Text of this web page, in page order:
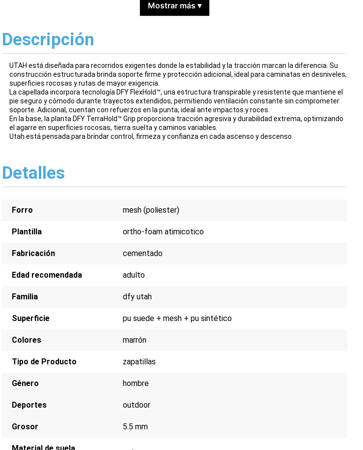
Mostrar más ▾
Descripción
UTAH está diseñada para recorridos exigentes donde la estabilidad y la tracción marcan la diferencia. Su
construcción estructurada brinda soporte firme y protección adicional, ideal para caminatas en desniveles,
superficies rocosas y rutas de mayor exigencia.
La capellada incorpora tecnología DFY FlexHold™, una estructura transpirable y resistente que mantiene el
pie seguro y cómodo durante trayectos extendidos, permitiendo ventilación constante sin comprometer
soporte. Adicional, cuentan con refuerzos en la punta; ideal ante impactos y roces.
En la base, la planta DFY TerraHold™ Grip proporciona tracción agresiva y durabilidad extrema, optimizando
el agarre en superficies rocosas, tierra suelta y caminos variables.
Utah está pensada para brindar control, firmeza y confianza en cada ascenso y descenso.
Detalles
Forro mesh (poliester)
Plantilla ortho-foam atimicotico
Fabricación cementado
Edad recomendada adulto
Familia dfy utah
Superficie pu suede + mesh + pu sintético
Colores marrón
Tipo de Producto zapatillas
Género hombre
Deportes outdoor
Grosor 5.5 mm